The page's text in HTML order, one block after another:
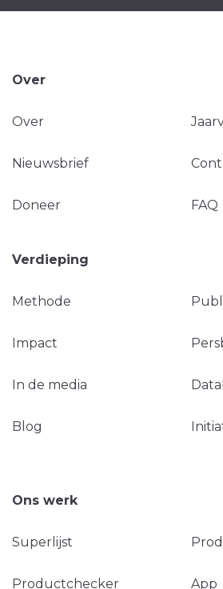
Over
Over
Nieuwsbrief
Doneer FAQ
Verdieping
Methode
Impact
In de media
Blog
Ons werk
Superlijst
Productchecker App